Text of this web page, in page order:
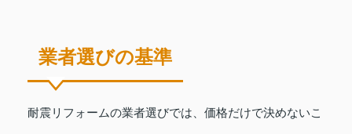
業者選びの基準
耐震リフォームの業者選びでは、価格だけで決めないこ